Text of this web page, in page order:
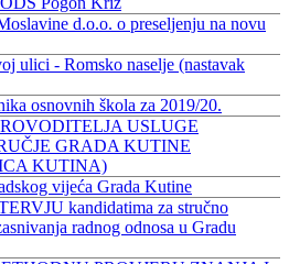
d.o.o. o preseljenju na novu
ulici - Romsko naselje (nastavak
osnovnih škola za 2019/20.
USLUGE
GRADA KUTINE
KUTINA)
vijeća Grada Kutine
kandidatima za stručno
radnog odnosa u Gradu